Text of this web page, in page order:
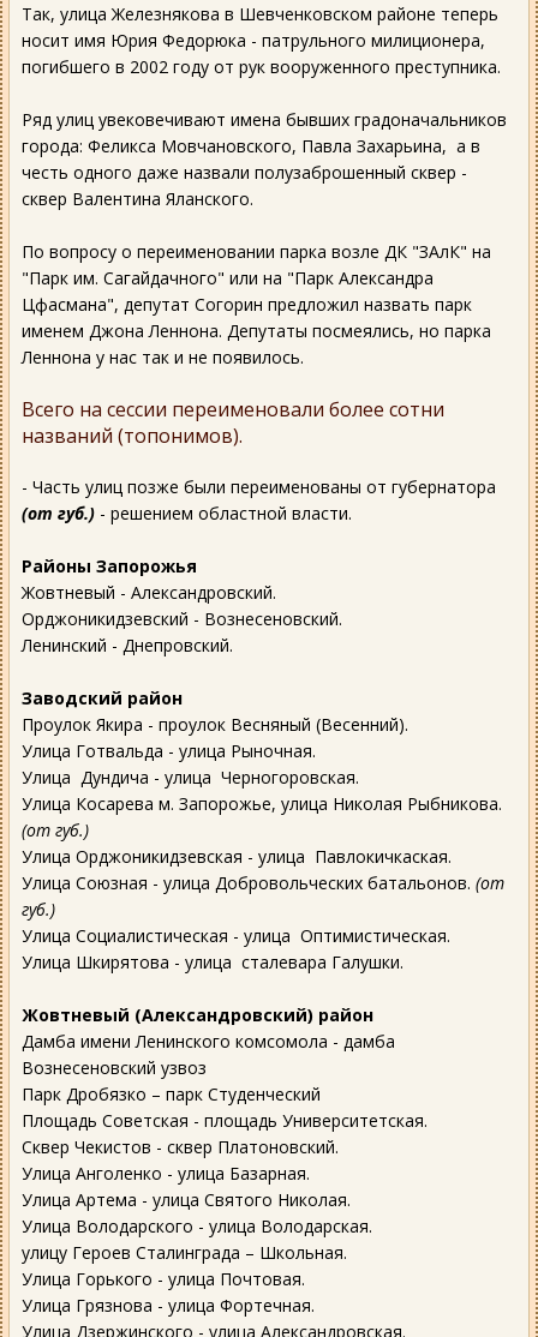
Так, улица Железнякова в Шевченковском районе теперь
носит имя Юрия Федорюка - патрульного милиционера,
погибшего в 2002 году от рук вооруженного преступника.
Ряд улиц увековечивают имена бывших градоначальников
города: Феликса Мовчановского, Павла Захарьина, а в
честь одного даже назвали полузаброшенный сквер -
сквер Валентина Яланского.
По вопросу о переименовании парка возле ДК "ЗАлК" на
"Парк им. Сагайдачного" или на "Парк Александра
Цфасмана", депутат Согорин предложил назвать парк
именем Джона Леннона. Депутаты посмеялись, но парка
Леннона у нас так и не появилось.
Всего на сессии переименовали более сотни
названий (топонимов).
- Часть улиц позже были переименованы от губернатора
(от губ.) - решением областной власти.
Районы Запорожья
Жовтневый - Александровский.
Орджоникидзевский - Вознесеновский.
Ленинский - Днепровский.
Заводский район
Проулок Якира - проулок Весняный (Весенний).
Улица Готвальда - улица Рыночная.
Улица Дундича - улица Черногоровская.
Улица Косарева м. Запорожье, улица Николая Рыбникова.
(от губ.)
Улица Орджоникидзевская - улица Павлокичкаская.
Улица Союзная - улица Добровольческих батальонов. (от
губ.)
Улица Социалистическая - улица Оптимистическая.
Улица Шкирятова - улица сталевара Галушки.
Жовтневый (Александровский) район
Дамба имени Ленинского комсомола - дамба
Вознесеновский узвоз
Парк Дробязко – парк Студенческий
Площадь Советская - площадь Университетская.
Сквер Чекистов - сквер Платоновский.
Улица Анголенко - улица Базарная.
Улица Артема - улица Святого Николая.
Улица Володарского - улица Володарская.
улицу Героев Сталинграда – Школьная.
Улица Горького - улица Почтовая.
Улица Грязнова - улица Фортечная.
Улица Дзержинского - улица Александровская.